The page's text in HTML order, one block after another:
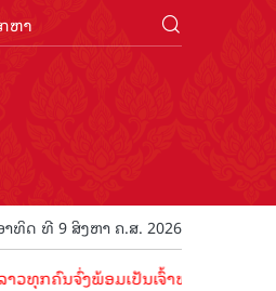
ທິດ ທີ 9 ສິງຫາ ຄ.ສ. 2026
ຈົ່ງພ້ອມເປັນເຈົ້າພາບທີ່ດີ ຕ້ອນຮັບນັກ